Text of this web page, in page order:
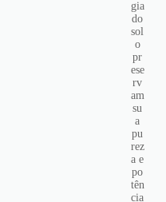
gia
do
sol
o
pr
ese
rv
am
su
a
pu
rez
a e
po
tên
cia